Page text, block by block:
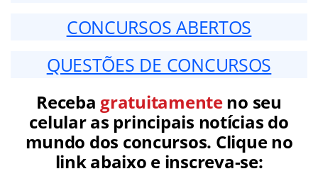
CONCURSOS ABERTOS
QUESTÕES DE CONCURSOS
Receba gratuitamenteno seu
celular as principais notícias do
mundo dos concursos. Clique no
link abaixo e inscreva-se: